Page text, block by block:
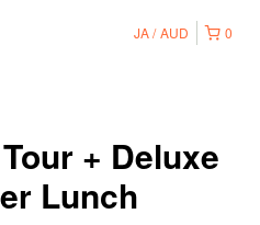
0
JA AUD
+ Deluxe
Lunch